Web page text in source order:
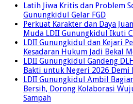
Latih Jiwa Kritis dan Problem
Gunungkidul Gelar FGD
Perkuat Karakter dan Daya
Muda LDII Gunungkidul Ikuti
LDII Gunungkidul dan Kejari
Kesadaran Hukum Jadi Bekal
LDII Gunungkidul Gandeng
Bakti untuk Negeri 2026 Demi
LDII Gunungkidul Ambil
Bersih, Dorong Kolaborasi
Sampah